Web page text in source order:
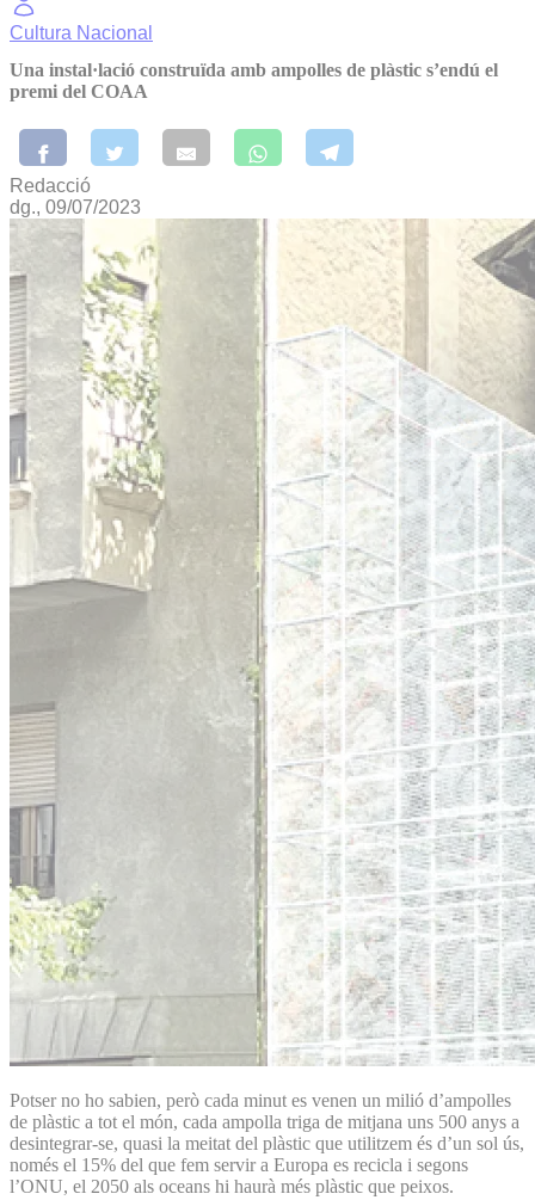
Cultura Nacional
Una instal·lació construïda amb ampolles de plàstic s’endú el
premi del COAA
Redacció
dg., 09/07/2023
Potser no ho sabien, però cada minut es venen un milió d’ampolles
de plàstic a tot el món, cada ampolla triga de mitjana uns 500 anys a
desintegrar-se, quasi la meitat del plàstic que utilitzem és d’un sol ús,
només el 15% del que fem servir a Europa es recicla i segons
l’ONU, el 2050 als oceans hi haurà més plàstic que peixos.